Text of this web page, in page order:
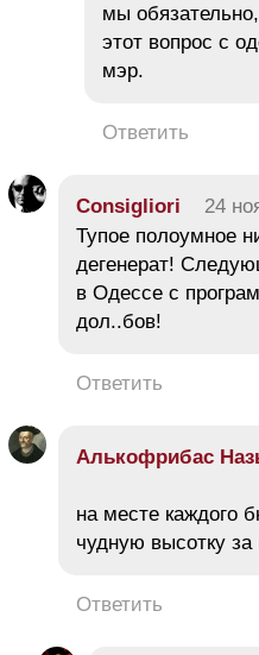
мы
этот вопрос с
мэр.
Ответить
Consigliori 24
Тупое полоумное
дегенерат!
в Одессе с
дол..бов!
Ответить
Алькофрибас
на месте каждого
чудную высотку за
Ответить